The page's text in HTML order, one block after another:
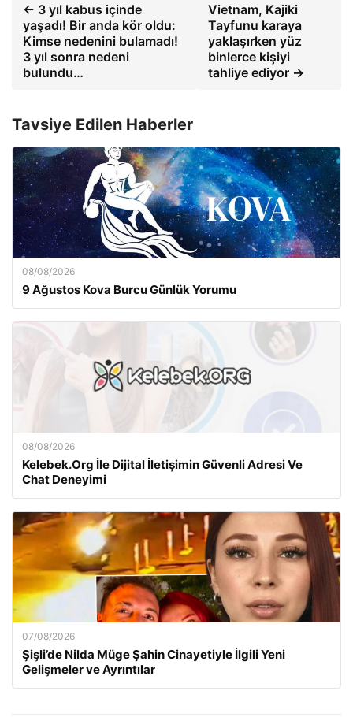
← 3 yıl kabus içinde
yaşadı! Bir anda kör oldu:
Kimse nedenini bulamadı!
3 yıl sonra nedeni
bulundu…
Vietnam, Kajiki
Tayfunu karaya
yaklaşırken yüz
binlerce kişiyi
tahliye ediyor →
Tavsiye Edilen Haberler
08/08/2026
9 Ağustos Kova Burcu Günlük Yorumu
08/08/2026
Kelebek.Org İle Dijital İletişimin Güvenli Adresi Ve
Chat Deneyimi
07/08/2026
Şişli’de Nilda Müge Şahin Cinayetiyle İlgili Yeni
Gelişmeler ve Ayrıntılar